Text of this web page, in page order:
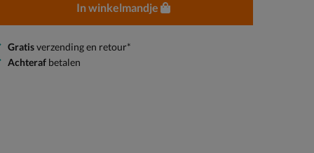
In winkelmandje
Gratisverzending en retour*
Achteraf betalen